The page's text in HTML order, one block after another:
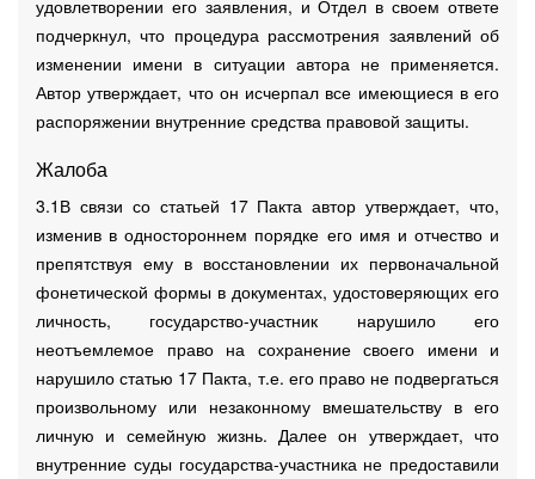
удовлетворении его заявления, и Отдел в своем ответе
подчеркнул, что процедура рассмотрения заявлений об
изменении имени в ситуации автора не применяется.
Автор утверждает, что он исчерпал все имеющиеся в его
распоряжении внутренние средства правовой защиты.
Жалоба
3.1В связи со статьей 17 Пакта автор утверждает, что,
изменив в одностороннем порядке его имя и отчество и
препятствуя ему в восстановлении их первоначальной
фонетической формы в документах, удостоверяющих его
личность, государство-участник нарушило его
неотъемлемое право на сохранение своего имени и
нарушило статью 17 Пакта, т.е. его право не подвергаться
произвольному или незаконному вмешательству в его
личную и семейную жизнь. Далее он утверждает, что
внутренние суды государства-участника не предоставили